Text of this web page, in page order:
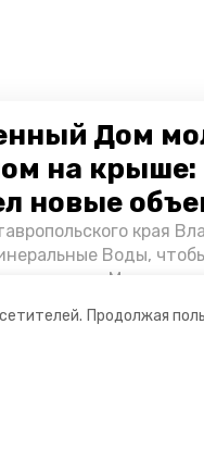
Продолжая
Дом
на крыше:
новые
края
Воды,
и